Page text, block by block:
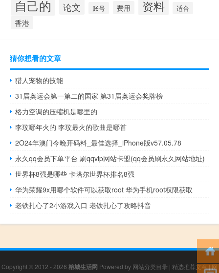
自己的 论文 账号 费用 资料 适合
香港
猜你想看的文章
猎人宠物的技能
31届奥运会第一第二的国家 第31届奥运会奖牌榜
格力空调的压缩机是哪里的
李玟哪年火的 李玟最火的歌曲是哪首
2O24年澳门今晚开码料_最佳选择_iPhone版v57.05.78
永久qq会员下单平台 刷qqvip网站卡盟(qq会员刷永久网站地址)
世界杯8强是哪些 卡塔尔世界杯排名8强
华为荣耀9x用哪个软件可以获取root 华为手机root权限获取
老铁扎心了2小游戏入口 老铁扎心了攻略抖音
Copyright © 2012 - 2026 榕城生活网 Powered by 网站分类目录 | 精选推荐文章|网